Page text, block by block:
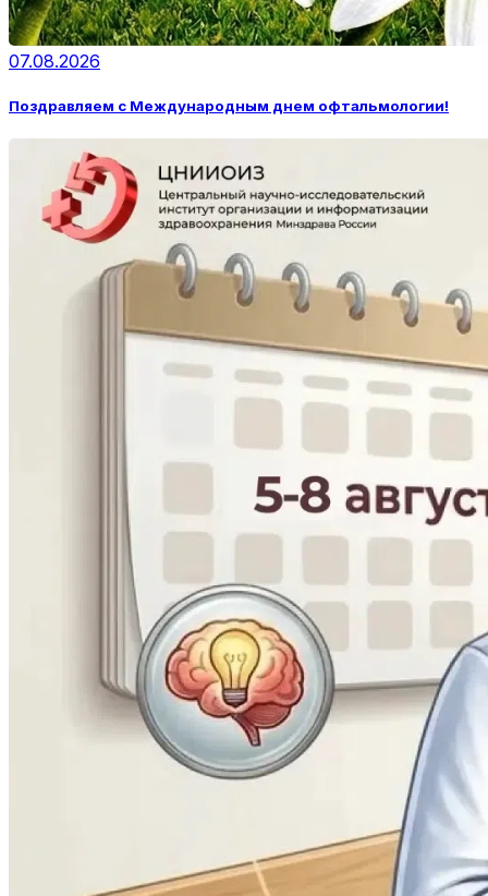
07.08.2026
Поздравляем с Международным днем офтальмологии!